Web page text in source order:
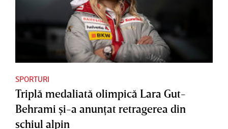
SPORTURI
Triplă medaliată olimpică Lara Gut-
Behrami şi-a anunţat retragerea din
schiul alpin